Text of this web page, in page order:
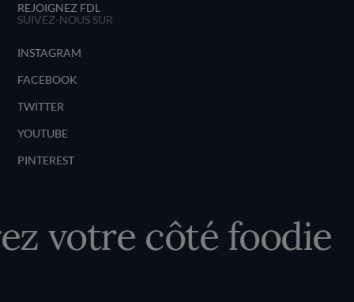
REJOIGNEZ FDL
SUIVEZ-NOUS SUR
INSTAGRAM
FACEBOOK
TWITTER
YOUTUBE
PINTEREST
votre côté foodie